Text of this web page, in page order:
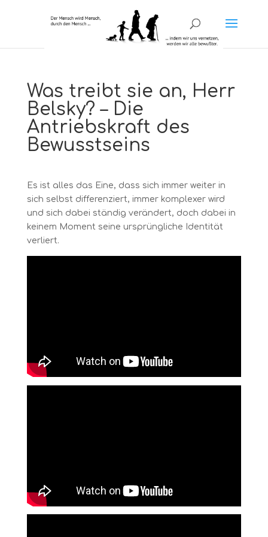
Was treibt sie an, Herr
Belsky? – Die
Antriebskraft des
Bewusstseins
Es ist alles das Eine, dass sich immer weiter in
sich selbst differenziert, immer komplexer wird
und sich dabei ständig verändert, doch dabei in
keinem Moment seine ursprüngliche Identität
verliert.